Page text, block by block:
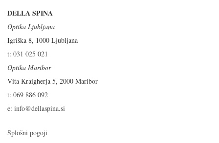
DELLA SPINA
Optika Ljubljana
Igriška 8, 1000 Ljubljana
t: 031 025 021
Optika Maribor
Vita Kraigherja 5, 2000 Maribor
t: 069 886 092
e: info@dellaspina.si
Splošni pogoji